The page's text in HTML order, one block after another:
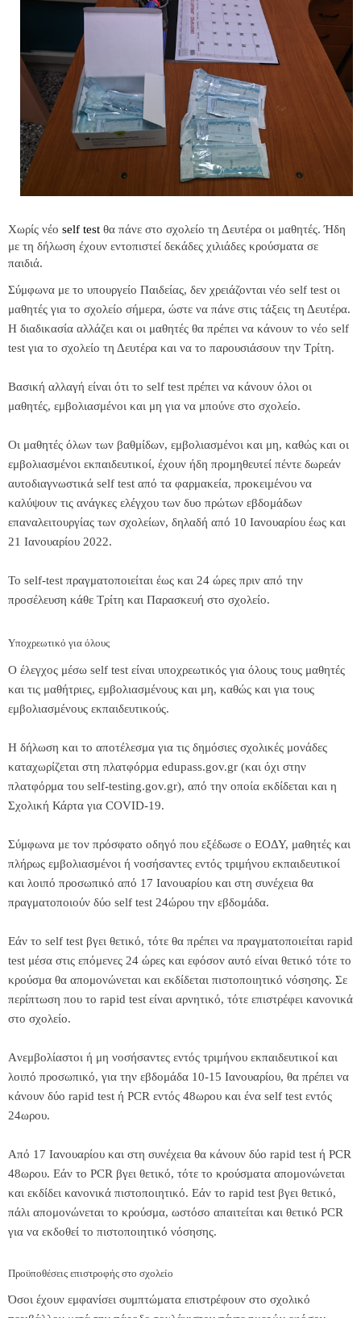
Χωρίς νέο self test θα πάνε στο σχολείο τη Δευτέρα οι μαθητές. Ήδη
με τη δήλωση έχουν εντοπιστεί δεκάδες χιλιάδες κρούσματα σε
παιδιά.
Σύμφωνα με το υπουργείο Παιδείας, δεν χρειάζονται νέο self test οι
μαθητές για το σχολείο σήμερα, ώστε να πάνε στις τάξεις τη Δευτέρα.
Η διαδικασία αλλάζει και οι μαθητές θα πρέπει να κάνουν το νέο self
test για το σχολείο τη Δευτέρα και να το παρουσιάσουν την Τρίτη.
Βασική αλλαγή είναι ότι το self test πρέπει να κάνουν όλοι οι
μαθητές, εμβολιασμένοι και μη για να μπούνε στο σχολείο.
Οι μαθητές όλων των βαθμίδων, εμβολιασμένοι και μη, καθώς και οι
εμβολιασμένοι εκπαιδευτικοί, έχουν ήδη προμηθευτεί πέντε δωρεάν
αυτοδιαγνωστικά self test από τα φαρμακεία, προκειμένου να
καλύψουν τις ανάγκες ελέγχου των δυο πρώτων εβδομάδων
επαναλειτουργίας των σχολείων, δηλαδή από 10 Ιανουαρίου έως και
21 Ιανουαρίου 2022.
Το self-test πραγματοποιείται έως και 24 ώρες πριν από την
προσέλευση κάθε Τρίτη και Παρασκευή στο σχολείο.
Υποχρεωτικό για όλους
Ο έλεγχος μέσω self test είναι υποχρεωτικός για όλους τους μαθητές
και τις μαθήτριες, εμβολιασμένους και μη, καθώς και για τους
εμβολιασμένους εκπαιδευτικούς.
Η δήλωση και το αποτέλεσμα για τις δημόσιες σχολικές μονάδες
καταχωρίζεται στη πλατφόρμα edupass.gov.gr (και όχι στην
πλατφόρμα του self-testing.gov.gr), από την οποία εκδίδεται και η
Σχολική Κάρτα για COVID-19.
Σύμφωνα με τον πρόσφατο οδηγό που εξέδωσε ο ΕΟΔΥ, μαθητές και
πλήρως εμβολιασμένοι ή νοσήσαντες εντός τριμήνου εκπαιδευτικοί
και λοιπό προσωπικό από 17 Ιανουαρίου και στη συνέχεια θα
πραγματοποιούν δύο self test 24ώρου την εβδομάδα.
Εάν το self test βγει θετικό, τότε θα πρέπει να πραγματοποιείται rapid
test μέσα στις επόμενες 24 ώρες και εφόσον αυτό είναι θετικό τότε το
κρούσμα θα απομονώνεται και εκδίδεται πιστοποιητικό νόσησης. Σε
περίπτωση που το rapid test είναι αρνητικό, τότε επιστρέφει κανονικά
στο σχολείο.
Aνεμβολίαστοι ή μη νοσήσαντες εντός τριμήνου εκπαιδευτικοί και
λοιπό προσωπικό, για την εβδομάδα 10-15 Ιανουαρίου, θα πρέπει να
κάνουν δύο rapid test ή PCR εντός 48ωρου και ένα self test εντός
24ωρου.
Από 17 Ιανουαρίου και στη συνέχεια θα κάνουν δύο rapid test ή PCR
48ωρου. Εάν το PCR βγει θετικό, τότε το κρούσματα απομονώνεται
και εκδίδει κανονικά πιστοποιητικό. Εάν το rapid test βγει θετικό,
πάλι απομονώνεται το κρούσμα, ωστόσο απαιτείται και θετικό PCR
για να εκδοθεί το πιστοποιητικό νόσησης.
Προϋποθέσεις επιστροφής στο σχολείο
Όσοι έχουν εμφανίσει συμπτώματα επιστρέφουν στο σχολικό